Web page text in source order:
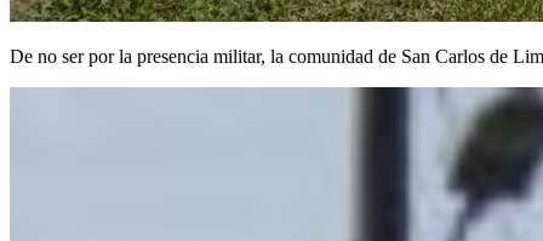
De no ser por la presencia militar, la comunidad de San Carlos de